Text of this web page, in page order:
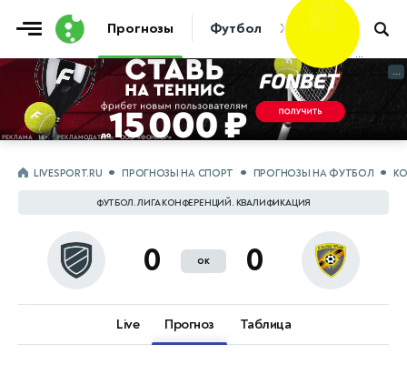
Прогнозы Футбол Хоккей Теннис
...
...
LIVESPORT.RU ПРОГНОЗЫ НА СПОРТ ПРОГНОЗЫ НА ФУТБОЛ
ФУТБОЛ. ЛИГА КОНФЕРЕНЦИЙ. КВАЛИФИКАЦИЯ
0 ок 0
Live Прогноз Таблица